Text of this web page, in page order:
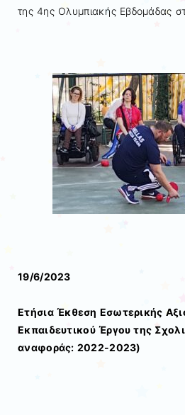
της 4ης Ολυμπιακής Εβδομάδας
19/6/2023
Ετήσια Έκθεση Εσωτερικής
Εκπαιδευτικού Έργου της
αναφοράς: 2022-2023)